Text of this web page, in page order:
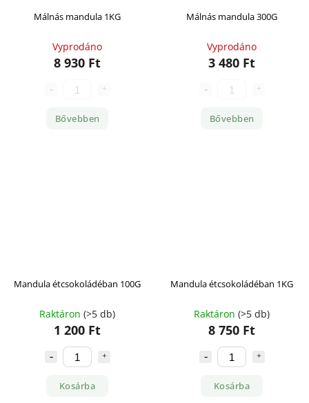
Málnás mandula 1KG
Vyprodáno
8 930 Ft
Bővebben
Málnás mandula 300G
Vyprodáno
3 480 Ft
Bővebben
Mandula étcsokoládéban 100G
Raktáron (>5 db)
1 200 Ft
Kosárba
Mandula étcsokoládéban 1KG
Raktáron (>5 db)
8 750 Ft
Kosárba